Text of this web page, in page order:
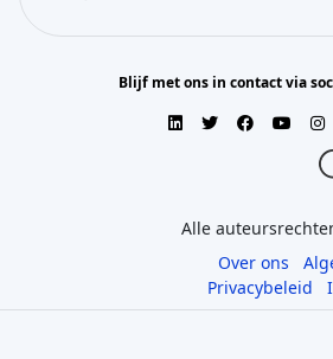
Blijf met ons in contact via
Alle
Over ons
Privacybeleid